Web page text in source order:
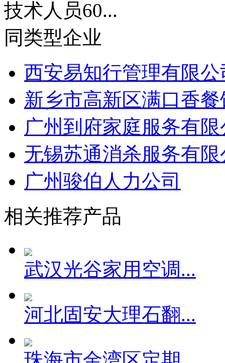
技术人员60...
同类型企业
西安易知行管理有限公
新乡市高新区满口香
广州到府家庭服务有
无锡苏通消杀服务有限
广州骏伯人力公司
相关推荐产品
武汉光谷家用空调...
河北固安大理石翻...